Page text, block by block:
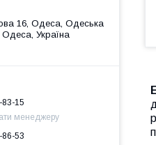
16, Одеса, Одеська
Одеса, Україна
83-15
менеджеру
86-53